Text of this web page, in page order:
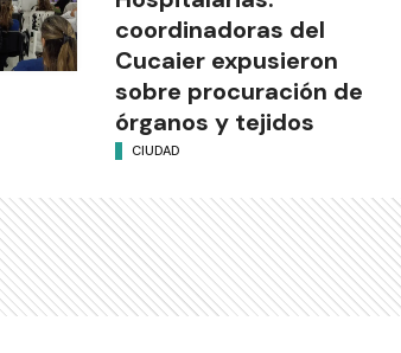
coordinadoras del
Cucaier expusieron
sobre procuración de
órganos y tejidos
CIUDAD